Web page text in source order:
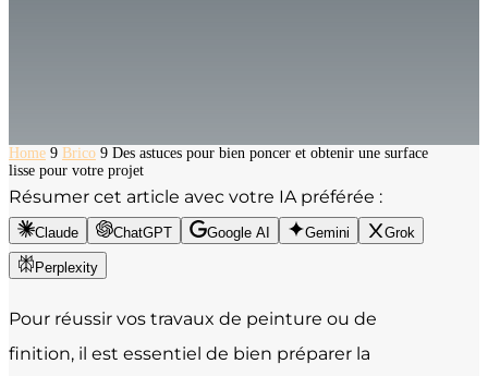
Home 9 Brico 9 Des astuces pour bien poncer et obtenir une surface
lisse pour votre projet
Résumer cet article avec votre IA préférée :
Claude ChatGPT Google AI Gemini Grok
Perplexity
Pour réussir vos travaux de peinture ou de
finition, il est essentiel de bien préparer la